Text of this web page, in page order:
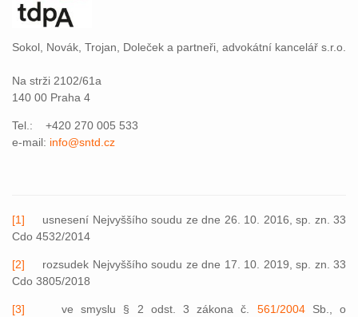
Sokol, Novák, Trojan, Doleček a partneři, advokátní kancelář s.r.o.
Na strži 2102/61a
140 00 Praha 4
Tel.: +420 270 005 533
e-mail: info@sntd.cz
[1] usnesení Nejvyššího soudu ze dne 26. 10. 2016, sp. zn. 33
Cdo 4532/2014
[2] rozsudek Nejvyššího soudu ze dne 17. 10. 2019, sp. zn. 33
Cdo 3805/2018
[3] ve smyslu § 2 odst. 3 zákona č. 561/2004Sb., o